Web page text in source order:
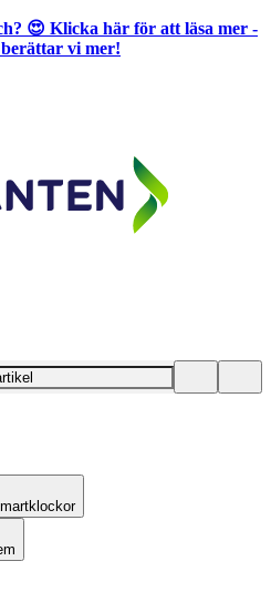
😍 Klicka här för att läsa mer -
vi mer!